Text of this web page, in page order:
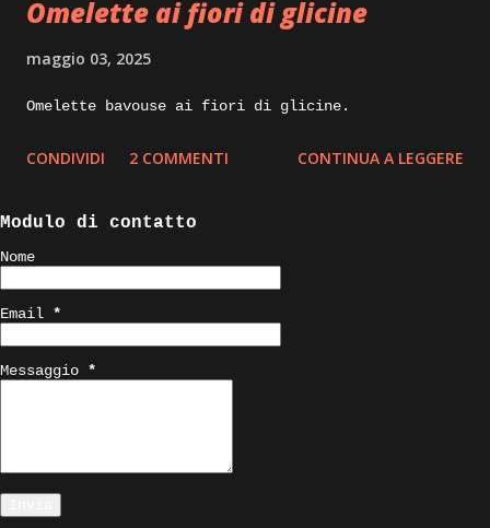
cottura darebbero un gus...
Omelette ai fiori di glicine
maggio 03, 2025
Omelette bavouse ai fiori di glicine.
CONDIVIDI 2 COMMENTI CONTINUA A LEGGERE
Modulo di contatto
Nome
Email *
Messaggio *